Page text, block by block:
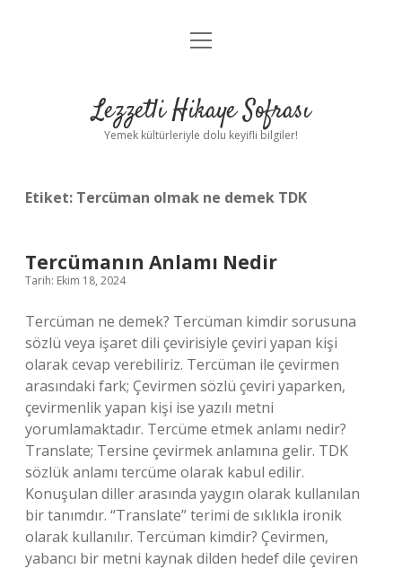
Anasayfa
Yasal Uyarı
menüyü
Lezzetli Hikaye Sofrası
Yemek kültürleriyle dolu keyifli bilgiler!
Etiket: Tercüman olmak ne demek TDK
Tercümanın Anlamı Nedir
Tarih: Ekim 18, 2024
Tercüman ne demek? Tercüman kimdir sorusuna
sözlü veya işaret dili çevirisiyle çeviri yapan kişi
olarak cevap verebiliriz. Tercüman ile çevirmen
arasındaki fark; Çevirmen sözlü çeviri yaparken,
çevirmenlik yapan kişi ise yazılı metni
yorumlamaktadır. Tercüme etmek anlamı nedir?
Translate; Tersine çevirmek anlamına gelir. TDK
sözlük anlamı tercüme olarak kabul edilir.
Konuşulan diller arasında yaygın olarak kullanılan
bir tanımdır. “Translate” terimi de sıklıkla ironik
olarak kullanılır. Tercüman kimdir? Çevirmen,
yabancı bir metni kaynak dilden hedef dile çeviren